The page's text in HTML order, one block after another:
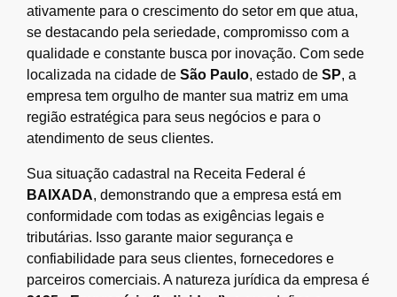
ativamente para o crescimento do setor em que atua,
se destacando pela seriedade, compromisso com a
qualidade e constante busca por inovação. Com sede
localizada na cidade de São Paulo, estado de SP, a
empresa tem orgulho de manter sua matriz em uma
região estratégica para seus negócios e para o
atendimento de seus clientes.
Sua situação cadastral na Receita Federal é
BAIXADA, demonstrando que a empresa está em
conformidade com todas as exigências legais e
tributárias. Isso garante maior segurança e
confiabilidade para seus clientes, fornecedores e
parceiros comerciais. A natureza jurídica da empresa é